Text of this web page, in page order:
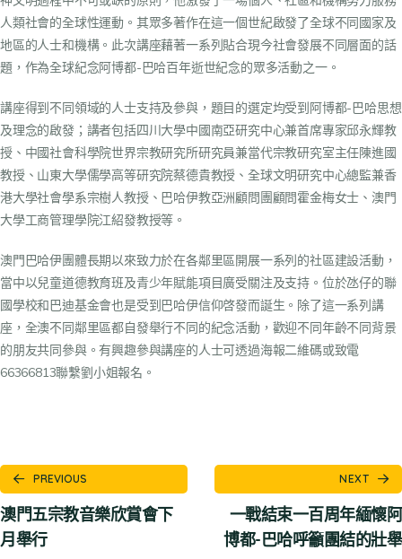
人類社會的全球性運動。其眾多著作在這一個世紀啟發了全球不同國家及
地區的人士和機構。此次講座藉著一系列貼合現今社會發展不同層面的話
題，作為全球紀念阿博都-巴哈百年逝世紀念的眾多活動之一。
講座得到不同領域的人士支持及參與，題目的選定均受到阿博都-巴哈思想
及理念的啟發；講者包括四川大學中國南亞研究中心兼首席專家邱永輝教
授、中國社會科學院世界宗教研究所研究員兼當代宗教研究室主任陳進國
教授、山東大學儒學高等研究院蔡德貴教授、全球文明研究中心總監兼香
港大學社會學系宗樹人教授、巴哈伊教亞洲顧問團顧問霍金梅女士、澳門
大學工商管理學院江紹發教授等。
澳門巴哈伊團體長期以來致力於在各鄰里區開展一系列的社區建設活動，
當中以兒童道德教育班及青少年賦能項目廣受關注及支持。位於氹仔的聯
國學校和巴迪基金會也是受到巴哈伊信仰啓發而誕生。除了這一系列講
座，全澳不同鄰里區都自發舉行不同的紀念活動，歡迎不同年齡不同背景
的朋友共同參與。有興趣參與講座的人士可透過海報二維碼或致電
66366813聯繫劉小姐報名。
PREVIOUS
澳門五宗教音樂欣賞會下
月舉行
NEXT
一戰結束一百周年緬懷阿
博都-巴哈呼籲團結的壯舉